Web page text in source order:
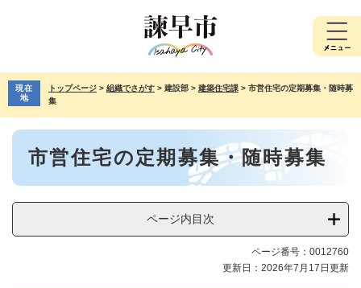
先
で
を
ば
現在
地
トップページ > 組織でさがす > 建設部 > 建築住宅課 > 市営住宅の定期募集・随時募
集
本
市営住宅の定期募集・随時募集
ページ内目次
ページ番号：0012760
更新日：2026年7月17日更新